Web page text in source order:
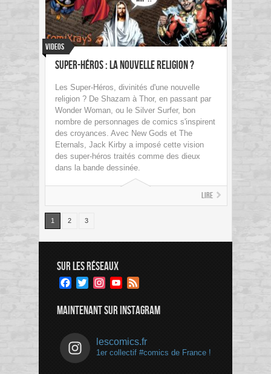
Videos
Super-héros : La Nouvelle Religion ?
Les Super-Héros, divinités d'une nouvelle
religion ? De Shazam à Thor, en passant par
Wonder Woman, ou le Silver Surfer, bon
nombre de personnages de comics s'inspirent
des croyances. Avec New Gods et The
Eternals, Jack Kirby a imposé cette vision
des super-héros traités comme des dieux
dans la bande dessinée.
Lire
1 2 3
SUR LES RÉSEAUX
Facebook
TwitterInstagramYouTube
MAINTENANT SUR INSTAGRAM
lescomics.fr
1er collectif #comics de France !